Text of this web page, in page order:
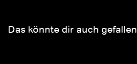
Das könnte dir auch gefallen